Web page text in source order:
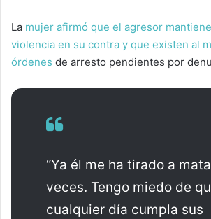
La mujer afirmó que el agresor
violencia en su contra y que existen al
órdenes de arresto pendientes por
“Ya él me ha tirado a
veces. Tengo miedo de
cualquier día cumpla sus